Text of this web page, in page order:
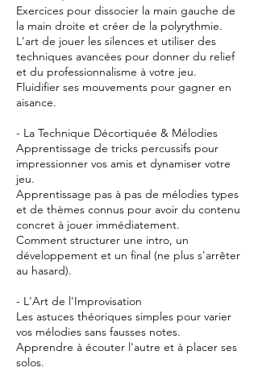
Exercices pour dissocier la main gauche de
la main droite et créer de la polyrythmie.
L'art de jouer les silences et utiliser des
techniques avancées pour donner du relief
et du professionnalisme à votre jeu.
Fluidifier ses mouvements pour gagner en
aisance.
- La Technique Décortiquée & Mélodies
Apprentissage de tricks percussifs pour
impressionner vos amis et dynamiser votre
jeu.
Apprentissage pas à pas de mélodies types
et de thèmes connus pour avoir du contenu
concret à jouer immédiatement.
Comment structurer une intro, un
développement et un final (ne plus s'arrêter
au hasard).
- L'Art de l'Improvisation
Les astuces théoriques simples pour varier
vos mélodies sans fausses notes.
Apprendre à écouter l'autre et à placer ses
solos.